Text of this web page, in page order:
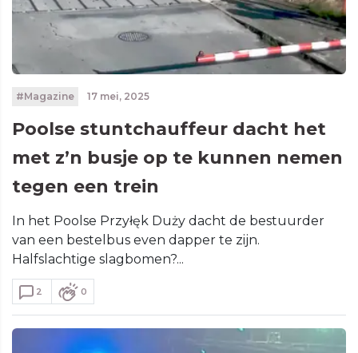
#Magazine 17 mei, 2025
Poolse stuntchauffeur dacht het
met z’n busje op te kunnen nemen
tegen een trein
In het Poolse Przyłęk Duży dacht de bestuurder
van een bestelbus even dapper te zijn.
Halfslachtige slagbomen?...
2 0